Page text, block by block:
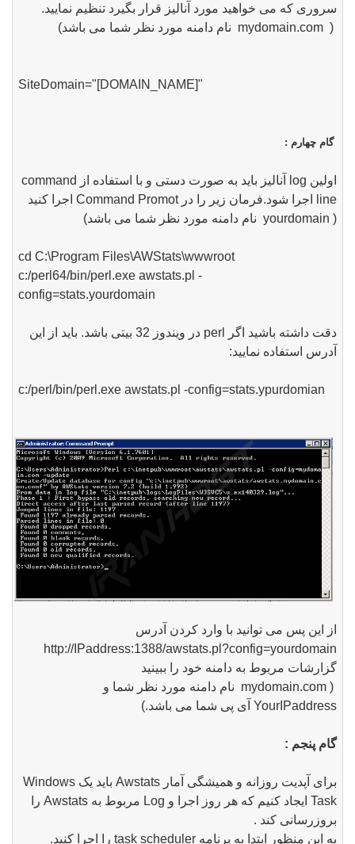
سروری که می خواهید مورد آنالیز قرار بگیرد تنظیم نمایید.
( mydomain.com نام دامنه مورد نظر شما می باشد)
"[SiteDomain="[DOMAIN_NAME
گام چهارم :
اولین log آنالیز باید به صورت دستی و با استفاده از command
line اجرا شود.فرمان زیر را در Command Promot اجرا کنید
( yourdomain نام دامنه مورد نظر شما می باشد)
cdC:\Program Files\AWStats\wwwroot
c:/perl64/bin/perl.exe awstats.pl -
config=stats.yourdomain
دقت داشته باشید اگر perl در ویندوز 32 بیتی باشد. باید از این
آدرس استفاده نمایید:
c:/perl/bin/perl.exe awstats.pl -config=stats.ypurdomian
از این پس می توانید با وارد کردن آدرس
http://IPaddress:1388/awstats.pl?config=yourdomain
گزارشات مربوط به دامنه خود را ببینید
( mydomain.com نام دامنه مورد نظر شما و
YourIPaddress آی پی شما می باشد.)
گام پنجم :
برای آپدیت روزانه و همیشگی آمار Awstats باید یک Windows
Task ایجاد کنیم که هر روز اجرا و Log مربوط به Awstats را
بروزرسانی کند .
به این منظور ابتدا به برنامه task scheduler را اجرا کنید.